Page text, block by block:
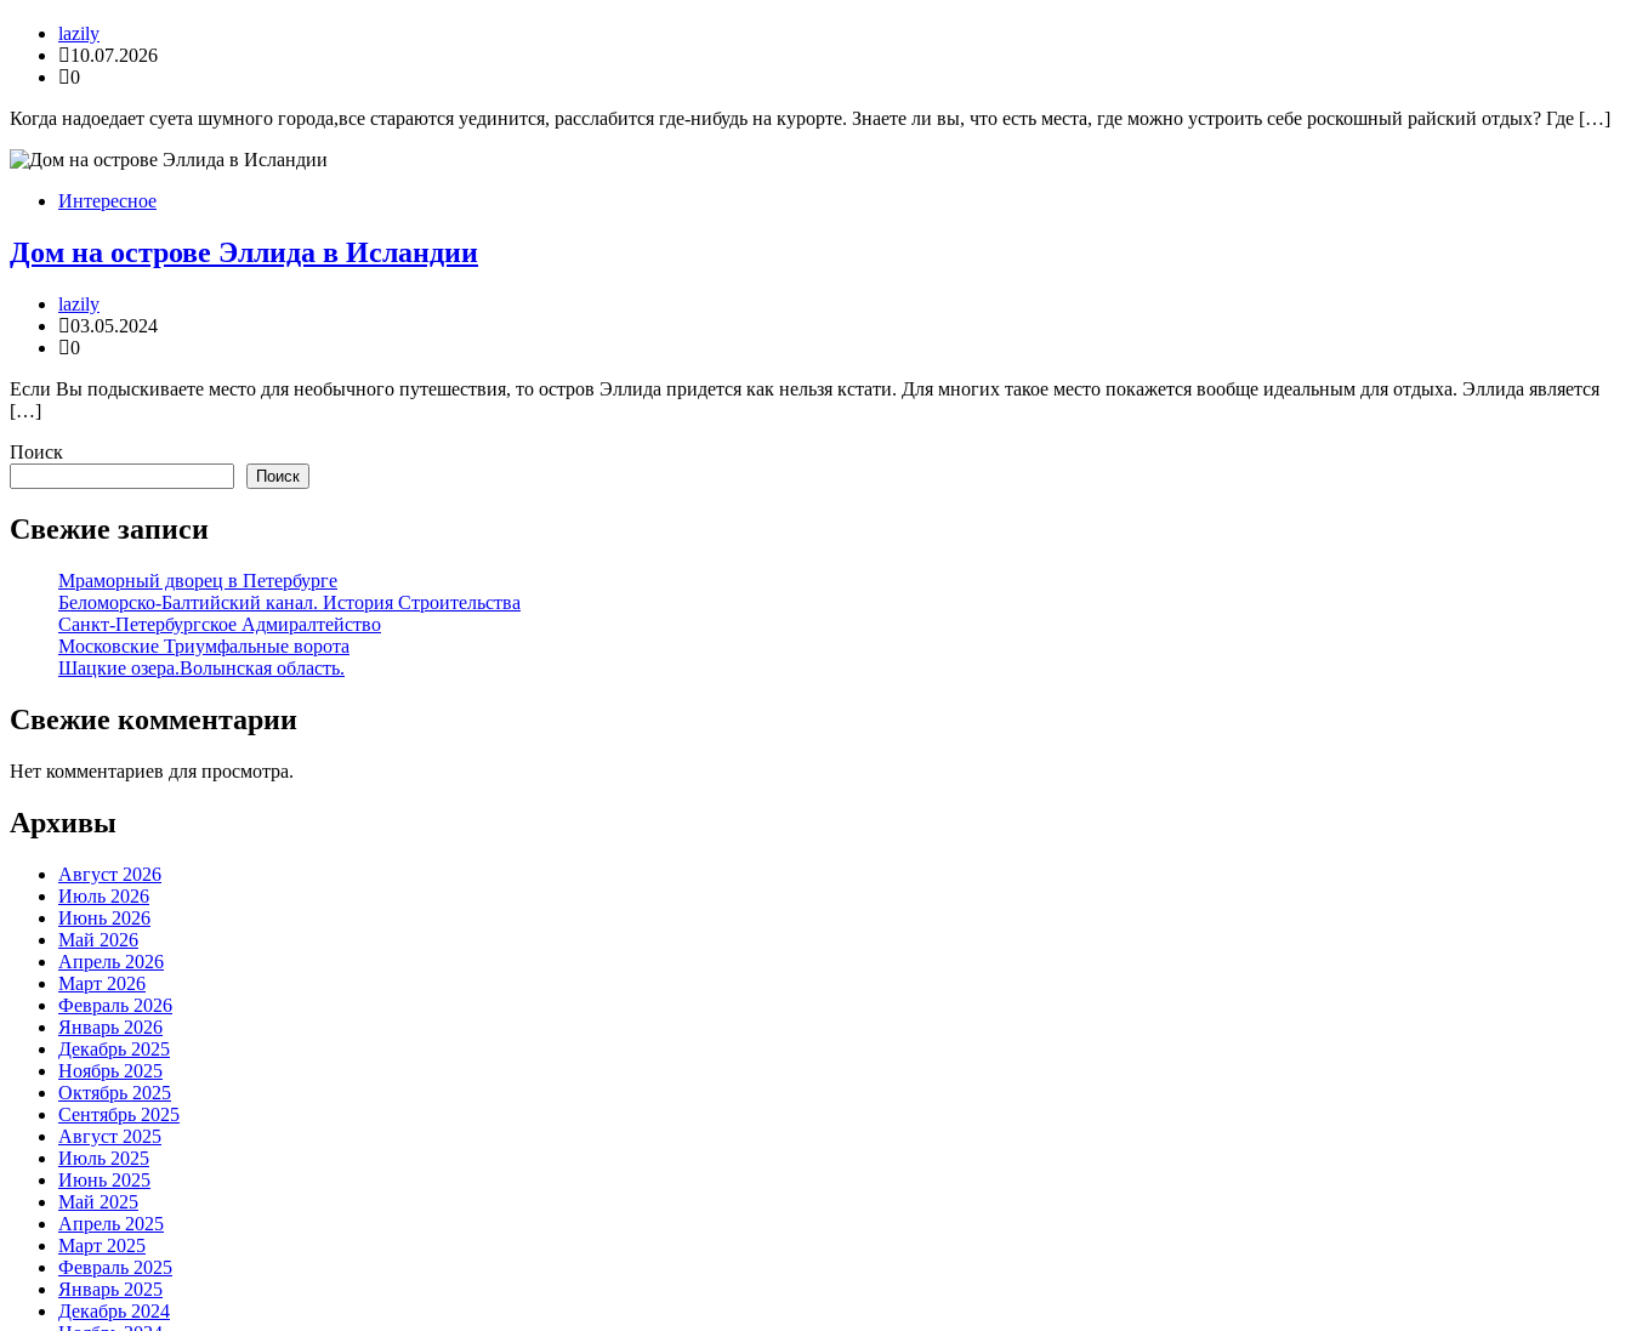
lazily
10.07.2026
0
Когда надоедает суета шумного города,все стараются уединится, расслабится где-нибудь на курорте. Знаете ли вы, что есть места, где можно устроить себе роскошный райский отдых? Где […]
Интересное
Дом на острове Эллида в Исландии
lazily
03.05.2024
0
Если Вы подыскиваете место для необычного путешествия, то остров Эллида придется как нельзя кстати. Для многих такое место покажется вообще идеальным для отдыха. Эллида является
[…]
Поиск
Поиск
Свежие записи
Мраморный дворец в Петербурге
Беломорско-Балтийский канал. История Строительства
Санкт-Петербургское Адмиралтейство
Московские Триумфальные ворота
Шацкие озера.Волынская область.
Свежие комментарии
Нет комментариев для просмотра.
Архивы
Август 2026
Июль 2026
Июнь 2026
Май 2026
Апрель 2026
Март 2026
Февраль 2026
Январь 2026
Декабрь 2025
Ноябрь 2025
Октябрь 2025
Сентябрь 2025
Август 2025
Июль 2025
Июнь 2025
Май 2025
Апрель 2025
Март 2025
Февраль 2025
Январь 2025
Декабрь 2024